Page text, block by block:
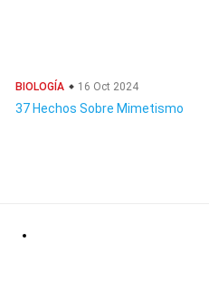
BIOLOGÍA 16 Oct 2024
37 Hechos Sobre Mimetismo